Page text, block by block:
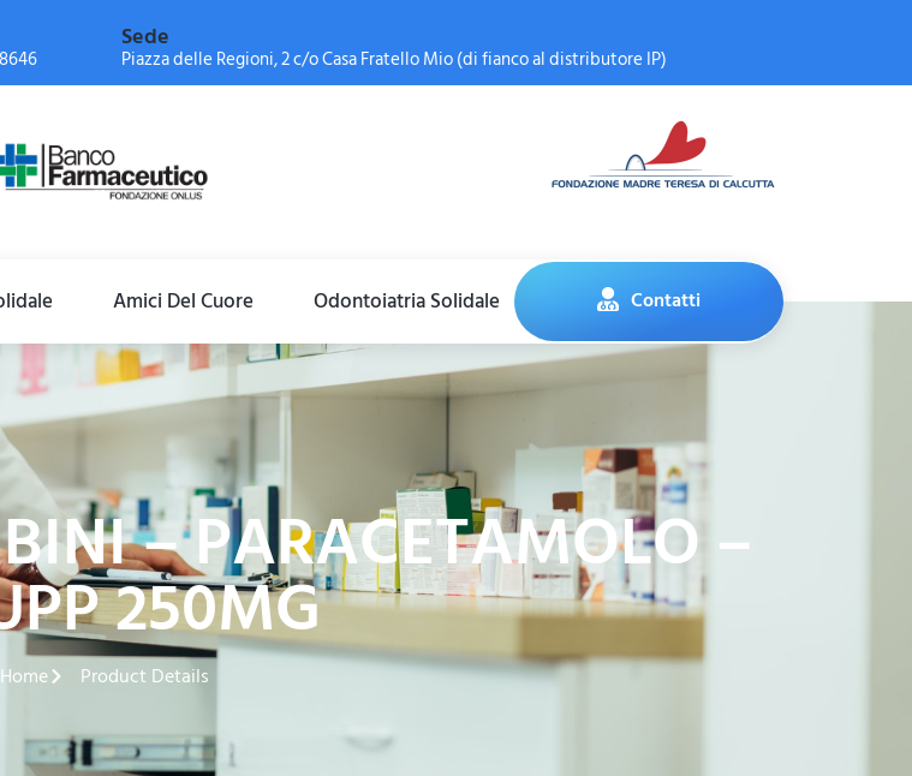
Sede
Piazza delle Regioni, 2 c/o Casa Fratello Mio (di fianco al distributore IP)
Amici Del Cuore Odontoiatria Solidale Contatti
– PARACETAMOLO –
250MG
Home Product Details